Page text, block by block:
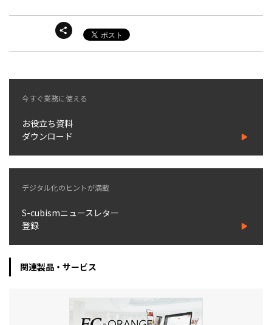
今すぐ業務に使える
お役立ち資料
ダウンロード
デジタル化のヒントが満載
S-cubismニュースレター
登録
関連製品・サービス